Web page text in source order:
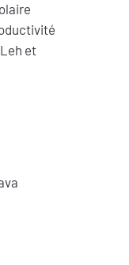
et